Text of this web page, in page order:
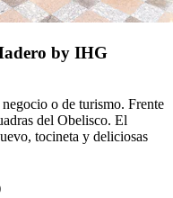
by IHG
o de turismo. Frente
del Obelisco. El
tocineta y deliciosas